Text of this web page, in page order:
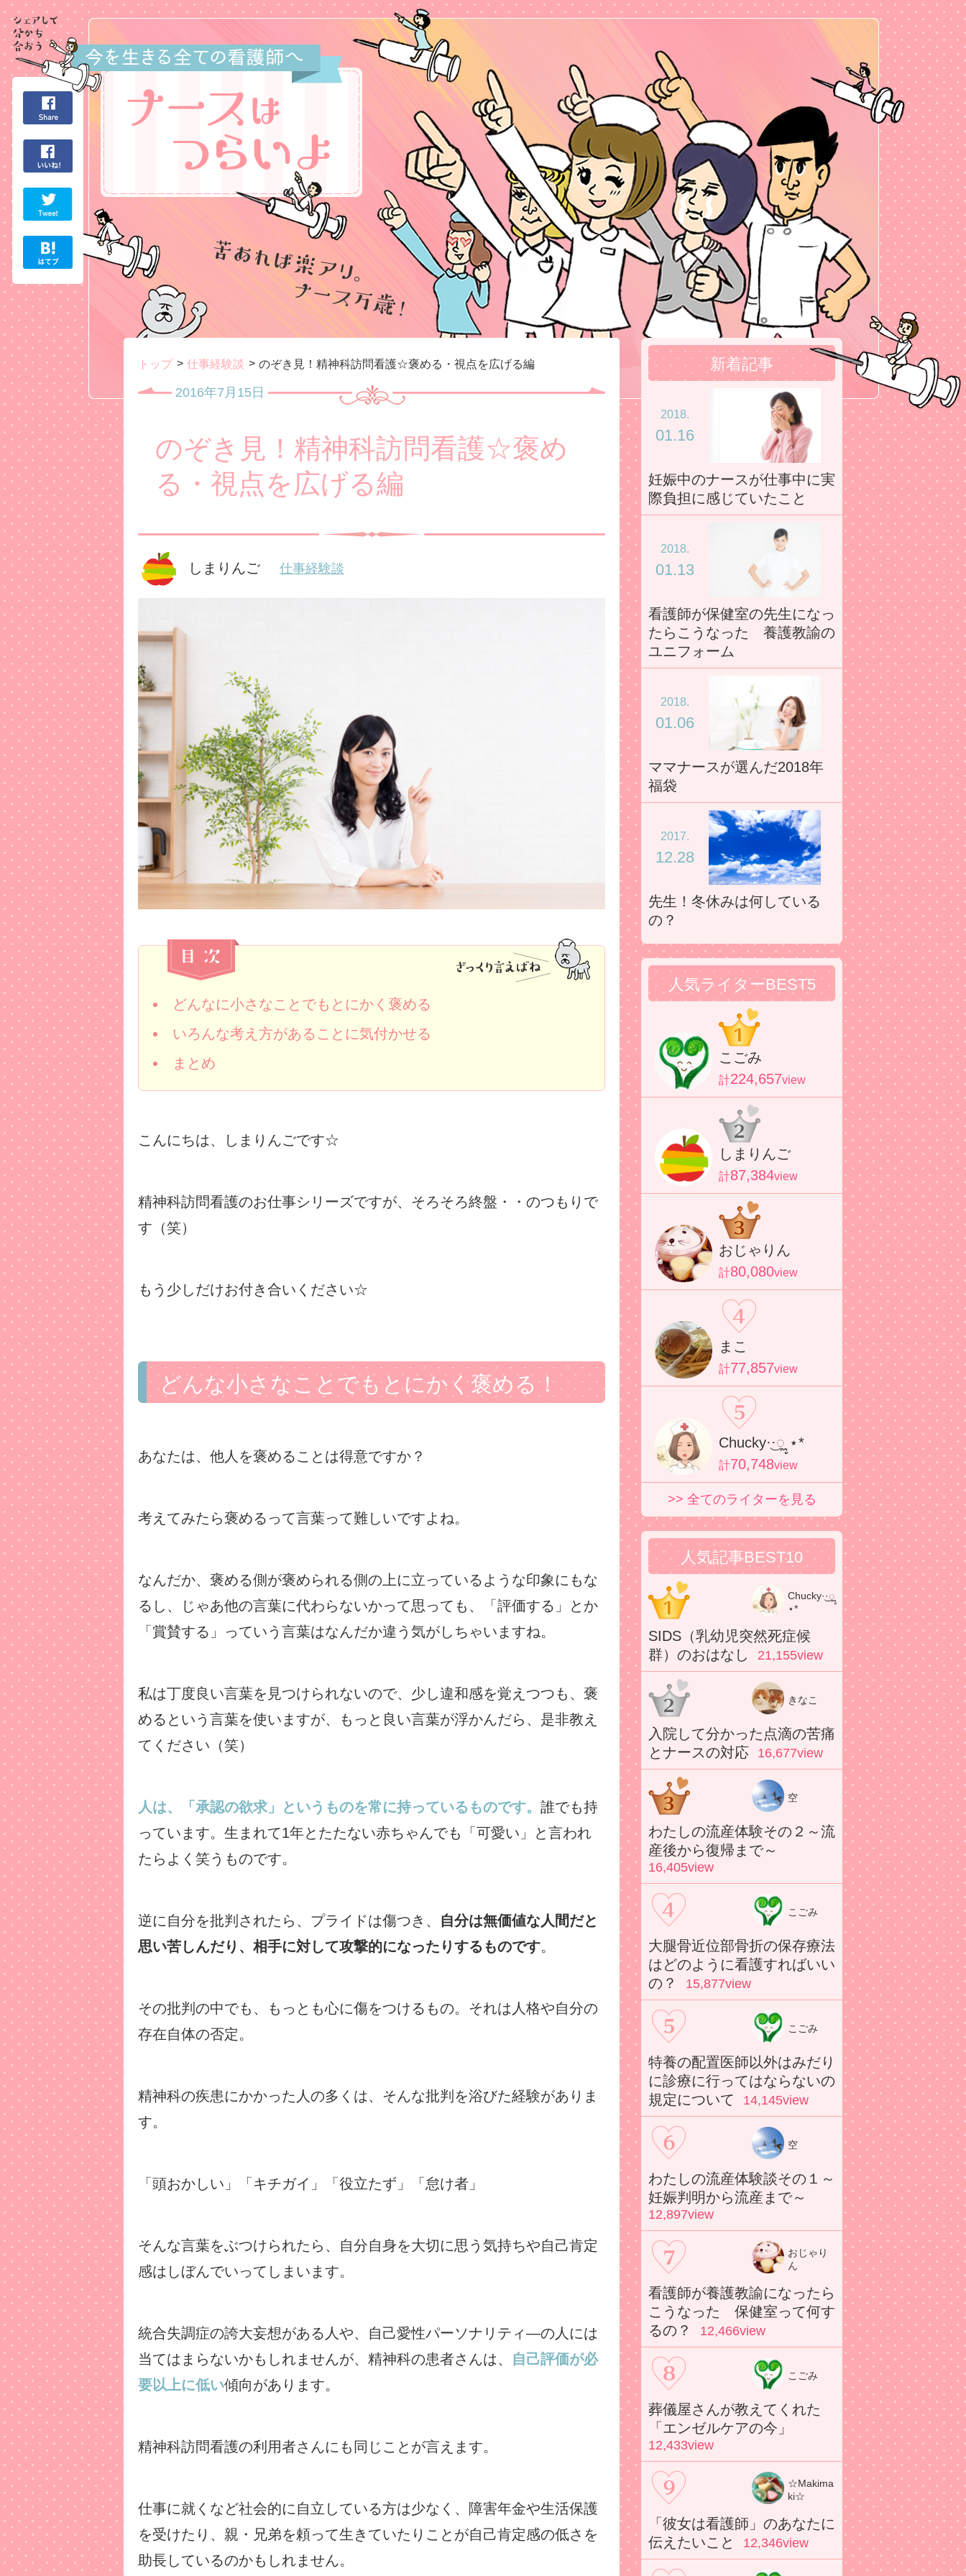
トップ 仕事経験談 のぞき見！精神科訪問看護☆褒める・視点を広げる編
のぞき見！精神科訪問看護☆褒め
る・視点を広げる編
2016年7月15日
しまりんご 仕事経験談
どんなに小さなことでもとにかく褒める
いろんな考え方があることに気付かせる
まとめ
こんにちは、しまりんごです☆
精神科訪問看護のお仕事シリーズですが、そろそろ終盤・・のつもりで
す（笑）
もう少しだけお付き合いください☆
どんな小さなことでもとにかく褒める！
あなたは、他人を褒めることは得意ですか？
考えてみたら褒めるって言葉って難しいですよね。
なんだか、褒める側が褒められる側の上に立っているような印象にもな
るし、じゃあ他の言葉に代わらないかって思っても、「評価する」とか
「賞賛する」っていう言葉はなんだか違う気がしちゃいますね。
私は丁度良い言葉を見つけられないので、少し違和感を覚えつつも、褒
めるという言葉を使いますが、もっと良い言葉が浮かんだら、是非教え
てください（笑）
人は、「承認の欲求」というものを常に持っているものです。 誰でも持
っています。生まれて1年とたたない赤ちゃんでも「可愛い」と言われ
たらよく笑うものです。
逆に自分を批判されたら、プライドは傷つき、 自分は無価値な人間だと
思い苦しんだり、相手に対して攻撃的になったりするものです。
その批判の中でも、もっとも心に傷をつけるもの。それは人格や自分の
存在自体の否定。
精神科の疾患にかかった人の多くは、そんな批判を浴びた経験がありま
す。
「頭おかしい」「キチガイ」「役立たず」「怠け者」
そんな言葉をぶつけられたら、自分自身を大切に思う気持ちや自己肯定
感はしぼんでいってしまいます。
統合失調症の誇大妄想がある人や、自己愛性パーソナリティ―の人には
当てはまらないかもしれませんが、精神科の患者さんは、 自己評価が必
要以上に低い傾向があります。
精神科訪問看護の利用者さんにも同じことが言えます。
仕事に就くなど社会的に自立している方は少なく、障害年金や生活保護
を受けたり、親・兄弟を頼って生きていたりことが自己肯定感の低さを
助長しているのかもしれません。
新着記事
2018.
01.16
妊娠中のナースが仕事中に実
際負担に感じていたこと
2018.
01.13
看護師が保健室の先生になっ
たらこうなった 養護教諭の
ユニフォーム
2018.
01.06
ママナースが選んだ2018年
福袋
2017.
12.28
先生！冬休みは何している
の？
人気ライターBEST5
こごみ
計224,657view
しまりんご
計87,384view
おじゃりん
計80,080view
まこ
計77,857view
Chucky·͜·ೢ ⋆*
計70,748view
>> 全てのライターを見る
人気記事BEST10
Chucky·͜·ೢ
⋆*
SIDS（乳幼児突然死症候
群）のおはなし
21,155view
きなこ
入院して分かった点滴の苦痛
とナースの対応
16,677view
空
わたしの流産体験その２～流
産後から復帰まで～
16,405view
こごみ
大腿骨近位部骨折の保存療法
はどのように看護すればいい
の？
15,877view
こごみ
特養の配置医師以外はみだり
に診療に行ってはならないの
規定について
14,145view
空
わたしの流産体験談その１～
妊娠判明から流産まで～
12,897view
おじゃり
ん
看護師が養護教諭になったら
こうなった 保健室って何す
るの？
12,466view
こごみ
葬儀屋さんが教えてくれた
「エンゼルケアの今」
12,433view
☆Makima
ki☆
「彼女は看護師」のあなたに
伝えたいこと
12,346view